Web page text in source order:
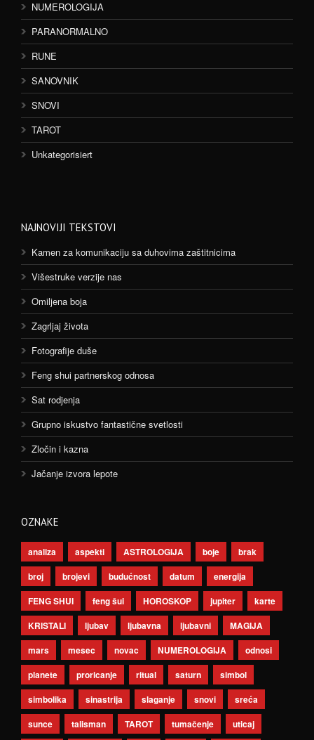
NUMEROLOGIJA
PARANORMALNO
RUNE
SANOVNIK
SNOVI
TAROT
Unkategorisiert
NAJNOVIJI TEKSTOVI
Kamen za komunikaciju sa duhovima zaštitnicima
Višestruke verzije nas
Omiljena boja
Zagrljaj života
Fotografije duše
Feng shui partnerskog odnosa
Sat rodjenja
Grupno iskustvo fantastične svetlosti
Zločin i kazna
Jačanje izvora lepote
OZNAKE
analiza aspekti ASTROLOGIJA boje
brak
broj
brojevi budućnost datum
energija
FENG SHUI
feng šui HOROSKOP jupiter
karte
KRISTALI
ljubav ljubavna ljubavni
MAGIJA
mars
mesec novac NUMEROLOGIJA
odnosi
planete
proricanje ritual saturn
simbol
simbolika
sinastrija slaganje snovi
sreća
sunce
talisman TAROT tumačenje uticaj